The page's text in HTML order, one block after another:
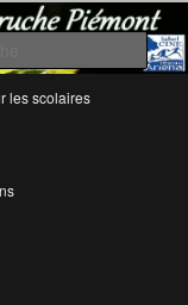
les scolaires